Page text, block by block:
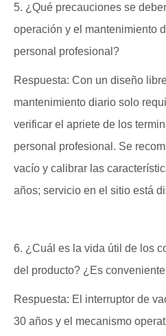
5. ¿Qué precauciones se
operación y el mantenimiento
personal profesional?
Respuesta: Con un diseño
mantenimiento diario solo
verificar el apriete de los
personal profesional. Se
vacío y calibrar las
años; servicio en el sitio está
6. ¿Cuál es la vida útil de los
del producto? ¿Es
Respuesta: El interruptor de
30 años y el mecanismo